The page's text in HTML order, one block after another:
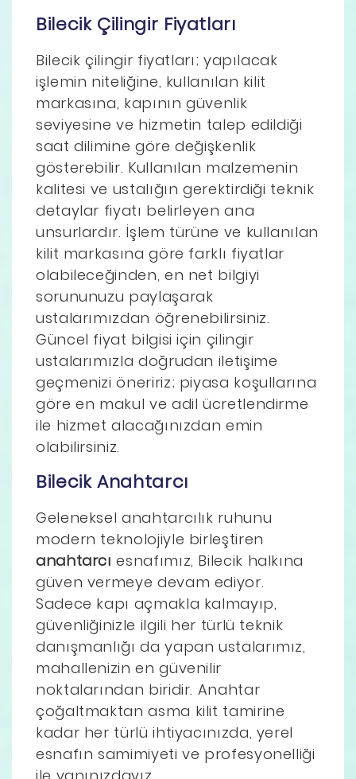
Bilecik Çilingir Fiyatları
Bilecik çilingir fiyatları; yapılacak
işlemin niteliğine, kullanılan kilit
markasına, kapının güvenlik
seviyesine ve hizmetin talep edildiği
saat dilimine göre değişkenlik
gösterebilir. Kullanılan malzemenin
kalitesi ve ustalığın gerektirdiği teknik
detaylar fiyatı belirleyen ana
unsurlardır. İşlem türüne ve kullanılan
kilit markasına göre farklı fiyatlar
olabileceğinden, en net bilgiyi
sorununuzu paylaşarak
ustalarımızdan öğrenebilirsiniz.
Güncel fiyat bilgisi için çilingir
ustalarımızla doğrudan iletişime
geçmenizi öneririz; piyasa koşullarına
göre en makul ve adil ücretlendirme
ile hizmet alacağınızdan emin
olabilirsiniz.
Bilecik Anahtarcı
Geleneksel anahtarcılık ruhunu
modern teknolojiyle birleştiren
anahtarcı esnafımız, Bilecik halkına
güven vermeye devam ediyor.
Sadece kapı açmakla kalmayıp,
güvenliğinizle ilgili her türlü teknik
danışmanlığı da yapan ustalarımız,
mahallenizin en güvenilir
noktalarından biridir. Anahtar
çoğaltmaktan asma kilit tamirine
kadar her türlü ihtiyacınızda, yerel
esnafın samimiyeti ve profesyonelliği